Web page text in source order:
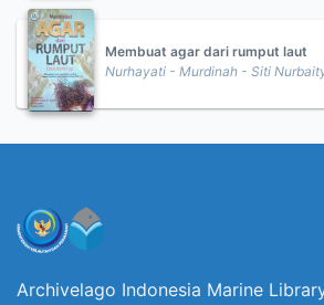
Membuat agar dari rumput laut
Nurhayati - Murdinah - Siti
Archivelago Indonesia Marine